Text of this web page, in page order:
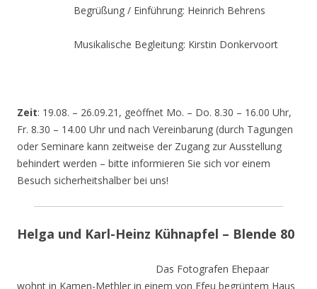
Begrüßung / Einführung: Heinrich Behrens
Musikalische Begleitung: Kirstin Donkervoort
Zeit: 19.08. – 26.09.21, geöffnet Mo. – Do. 8.30 – 16.00 Uhr,
Fr. 8.30 – 14.00 Uhr und nach Vereinbarung (durch Tagungen
oder Seminare kann zeitweise der Zugang zur Ausstellung
behindert werden – bitte informieren Sie sich vor einem
Besuch sicherheitshalber bei uns!
Helga und Karl-Heinz Kühnapfel – Blende 80
Das Fotografen Ehepaar
wohnt in Kamen-Methler in einem von Efeu begrüntem Haus